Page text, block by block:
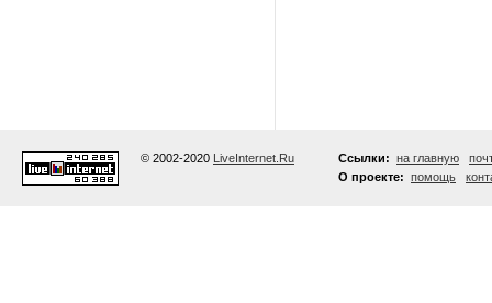
© 2002-2020 LiveInternet.Ru Ссылки: на главную
О проекте: помощь